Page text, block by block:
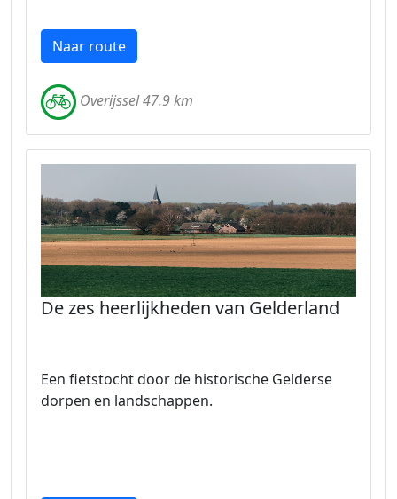
Naar route
Overijssel 47.9 km
De zes heerlijkheden van Gelderland
Een fietstocht door de historische Gelderse
dorpen en landschappen.